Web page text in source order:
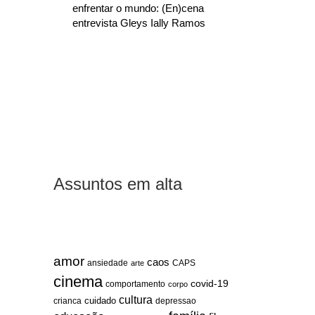
enfrentar o mundo: (En)cena
entrevista Gleys Ially Ramos
Assuntos em alta
amor ansiedade arte caos CAPS
cinema comportamento corpo covid-19
crianca cuidado cultura depressao